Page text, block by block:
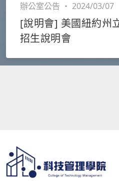
辦公室公告 ・ 2024/03/07
[說明會] 美國紐約州
招生說明會